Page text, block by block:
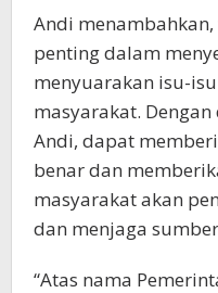
Andi
penting dalam
menyuarakan isu-
masyarakat.
Andi, dapat
benar dan
masyarakat akan
dan menjaga
“Atas nama